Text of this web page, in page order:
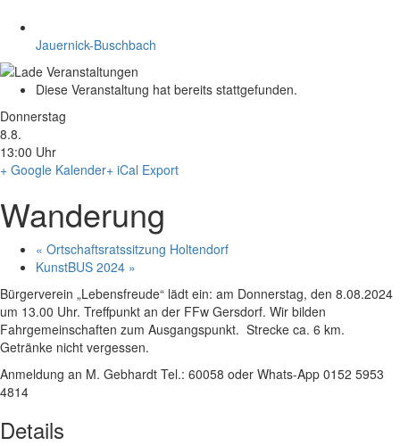
Jauernick-Buschbach
Diese Veranstaltung hat bereits stattgefunden.
Donnerstag
8.8.
13:00 Uhr
+ Google Kalender+ iCal Export
Wanderung
« Ortschaftsratssitzung Holtendorf
KunstBUS 2024 »
Bürgerverein „Lebensfreude“ lädt ein: am Donnerstag, den 8.08.2024
um 13.00 Uhr. Treffpunkt an der FFw Gersdorf. Wir bilden
Fahrgemeinschaften zum Ausgangspunkt. Strecke ca. 6 km.
Getränke nicht vergessen.
Anmeldung an M. Gebhardt Tel.: 60058 oder Whats-App 0152 5953
4814
Details